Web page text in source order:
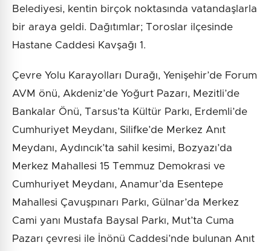
Belediyesi, kentin birçok noktasında vatandaşlarla
bir araya geldi. Dağıtımlar; Toroslar ilçesinde
Hastane Caddesi Kavşağı 1.
Çevre Yolu Karayolları Durağı, Yenişehir’de Forum
AVM önü, Akdeniz’de Yoğurt Pazarı, Mezitli’de
Bankalar Önü, Tarsus’ta Kültür Parkı, Erdemli’de
Cumhuriyet Meydanı, Silifke’de Merkez Anıt
Meydanı, Aydıncık’ta sahil kesimi, Bozyazı’da
Merkez Mahallesi 15 Temmuz Demokrasi ve
Cumhuriyet Meydanı, Anamur’da Esentepe
Mahallesi Çavuşpınarı Parkı, Gülnar’da Merkez
Cami yanı Mustafa Baysal Parkı, Mut’ta Cuma
Pazarı çevresi ile İnönü Caddesi’nde bulunan Anıt